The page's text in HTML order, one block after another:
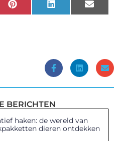
PinterestLinkedInEmail
BERICHTEN
haken: de wereld van
dieren ontdekken